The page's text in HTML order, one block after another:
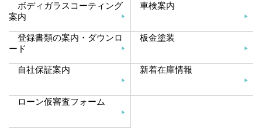
ボディガラスコーティング
案内
車検案内
登録書類の案内・ダウンロ
ード
板金塗装
自社保証案内 新着在庫情報
ローン仮審査フォーム